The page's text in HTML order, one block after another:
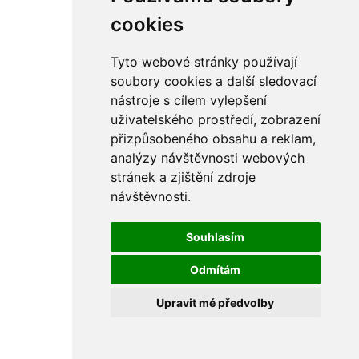
cookies
Tyto webové stránky používají
soubory cookies a další sledovací
nástroje s cílem vylepšení
uživatelského prostředí, zobrazení
přizpůsobeného obsahu a reklam,
analýzy návštěvnosti webových
stránek a zjištění zdroje
návštěvnosti.
Souhlasím
Odmítám
Upravit mé předvolby